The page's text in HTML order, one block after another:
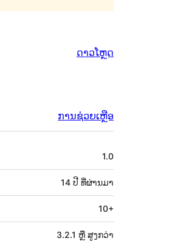
ດາວໂຫຼດ
ການຊ່ວຍເຫຼືອ
1.0
14 ປີ ທີ່ຜ່ານມາ
10+
3.2.1 ຫຼື ສູງກວ່າ